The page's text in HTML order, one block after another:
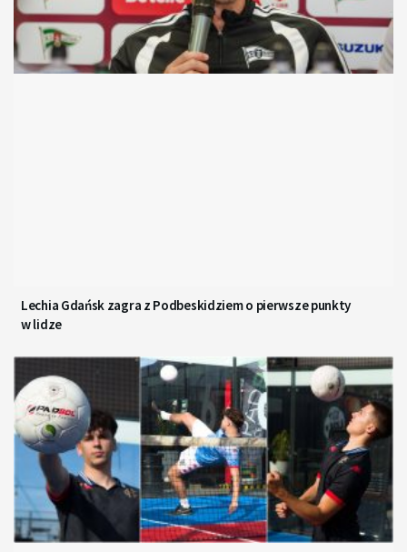
Lechia Gdańsk zagra z Podbeskidziem o pierwsze punkty
w lidze